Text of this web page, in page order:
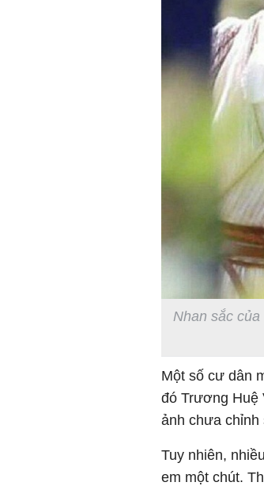
Nhan sắc
Một số cư dân
đó Trương Huệ
ảnh chưa
Tuy nhiên,
em một chút.